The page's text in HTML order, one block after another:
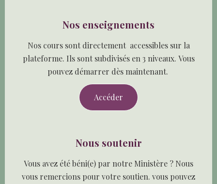
Nos enseignements
Nos cours sont directement accessibles sur la
plateforme. Ils sont subdivisés en 3 niveaux. Vous
pouvez démarrer dès maintenant.
Accéder
Nous soutenir
Vous avez été béni(e) par notre Ministère ? Nous
vous remercions pour votre soutien. vous pouvez